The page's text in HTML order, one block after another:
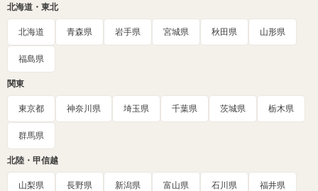
北海道・東北
北海道 青森県 岩手県 宮城県 秋田県 山形県
福島県
関東
東京都 神奈川県 埼玉県 千葉県 茨城県 栃木県
群馬県
北陸・甲信越
山梨県 長野県 新潟県 富山県 石川県 福井県